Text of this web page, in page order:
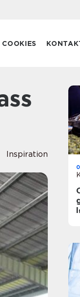
COOKIES
Inspiration